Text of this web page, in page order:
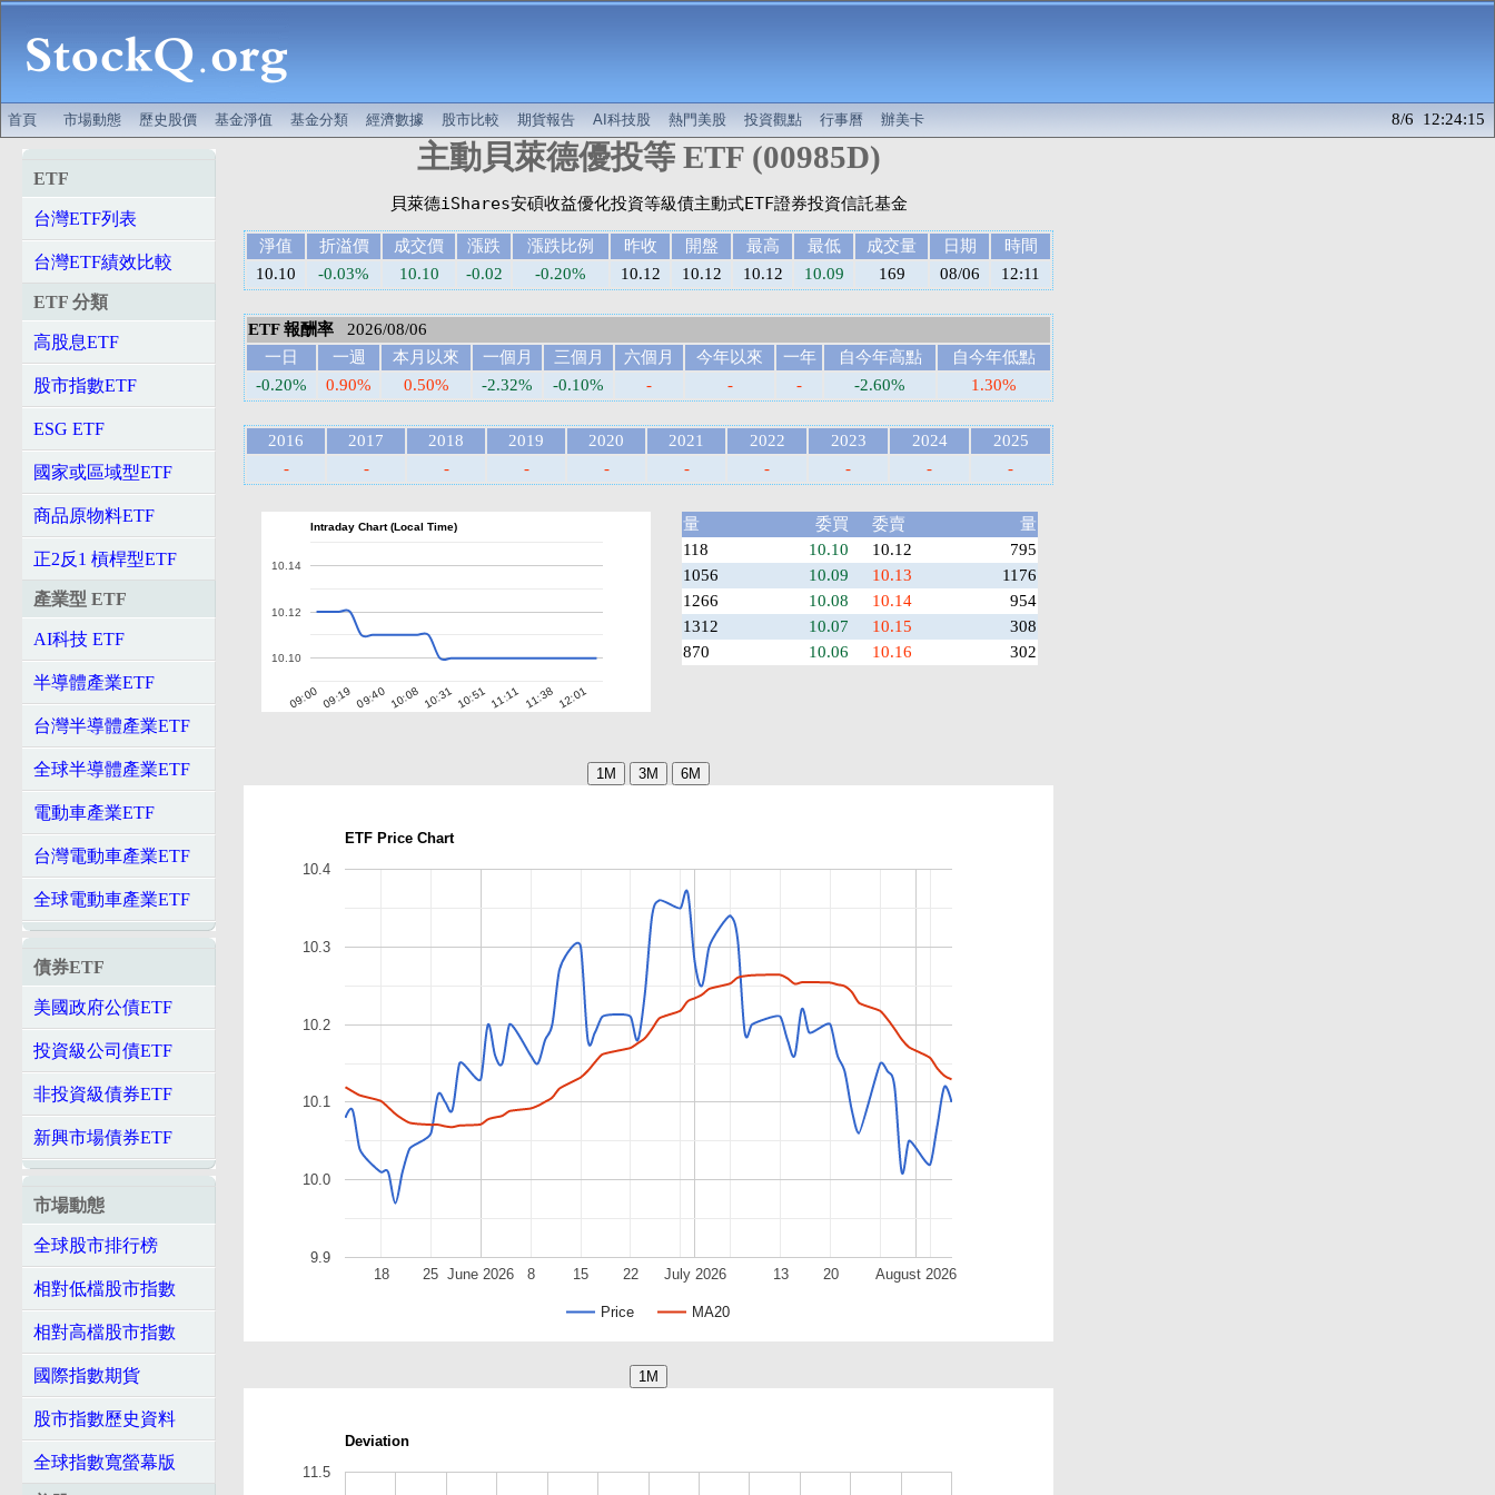
首頁 市場動態 歷史股價 基金淨值 基金分類 經濟數據 股市比較 期貨報告 AI科技股 熱門美股 投資觀點 行事曆 辦美卡 8/6 12:24:15
ETF
台灣ETF列表
台灣ETF績效比較
ETF 分類
高股息ETF
股市指數ETF
ESG ETF
國家或區域型ETF
商品原物料ETF
正2反1 槓桿型ETF
產業型 ETF
AI科技 ETF
半導體產業ETF
台灣半導體產業ETF
全球半導體產業ETF
電動車產業ETF
台灣電動車產業ETF
全球電動車產業ETF
債券ETF
美國政府公債ETF
投資級公司債ETF
非投資級債券ETF
新興市場債券ETF
市場動態
全球股市排行榜
相對低檔股市指數
相對高檔股市指數
國際指數期貨
股市指數歷史資料
全球指數寬螢幕版
主動貝萊德優投等 ETF (00985D)
淨值 折溢價 成交價 漲跌 漲跌比例 昨收 開盤 最高 最低 成交量 日期
時間
10.10
-0.03% 10.10 -0.02 -0.20% 10.12 10.12 10.12 10.09 169 08/06 12:11
ETF 報酬率 2026/08/06
一日
一週 本月以來 一個月 三個月 六個月 今年以來 一年 自今年高點
自今年低點
-0.20%
0.90% 0.50% -2.32% -0.10% - - - -2.60% 1.30%
2016 2017 2018 2019 2020 2021 2022 2023 2024
2025
-
- - - - - - - - -
Intraday Chart (Local Time)
09:00 09:19 09:40 10:08 10:31 10:51 11:11 11:38 12:01
10.10
10.12
10.14
量 委買 委賣
量
118
10.10 10.12
795
1056
10.09 10.13
1176
1266
10.08 10.14
954
1312
10.07 10.15
308
870
10.06 10.16 302
ETF Price Chart
Price MA20
June 2026 July 2026 August 2026
18 25 8 15 22 13 20
9.9
10.0
10.1
10.2
10.3
10.4
Deviation
11.5